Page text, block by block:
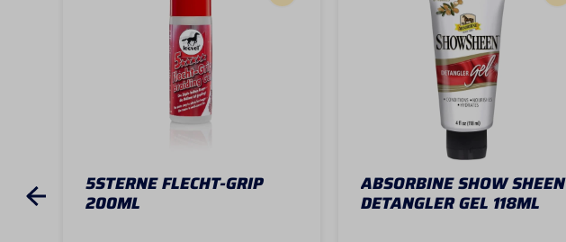
5STERNE FLECHT-GRIP
200ML
ABSORBINE SHOW SHEEN
DETANGLER GEL 118ML